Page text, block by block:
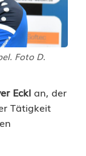
Foto D.
Eckl an, der
Tätigkeit